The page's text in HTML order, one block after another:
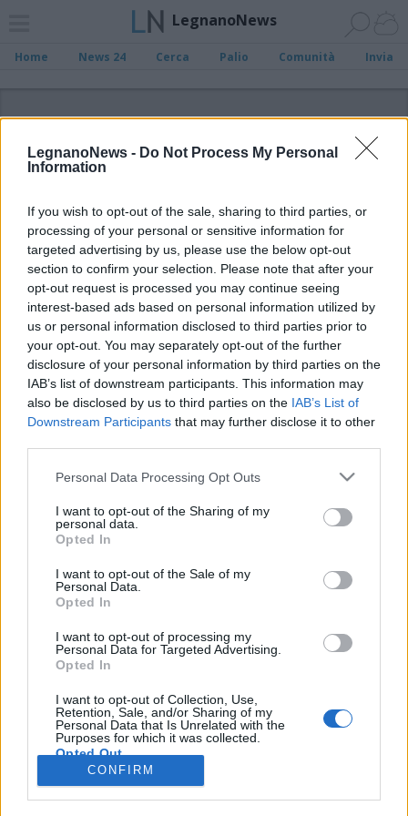
LegnanoNews - Do Not Process My Personal
Information
If you wish to opt-out of the sale, sharing to third parties, or
processing of your personal or sensitive information for
targeted advertising by us, please use the below opt-out
section to confirm your selection. Please note that after your
opt-out request is processed you may continue seeing
interest-based ads based on personal information utilized by
us or personal information disclosed to third parties prior to
your opt-out. You may separately opt-out of the further
disclosure of your personal information by third parties on the
IAB’s list of downstream participants. This information may
also be disclosed by us to third parties on the IAB’s List of
Downstream Participants that may further disclose it to other
Personal Data Processing Opt Outs
I want to opt-out of the Sharing of my
personal data.
Opted In
I want to opt-out of the Sale of my
Personal Data.
Opted In
I want to opt-out of processing my
Personal Data for Targeted Advertising.
Opted In
I want to opt-out of Collection, Use,
Retention, Sale, and/or Sharing of my
Personal Data that Is Unrelated with the
Purposes for which it was collected.
Opted Out
CONFIRM
LegnanoNews
Home News 24 Cerca Palio Comunità Invia
ADV
Archivio di "Il Parallelo Castellanza"
Filtro per data
Non è stato trovato nessun articolo.
Vai al sito in modalità classica
Registrati Redazione Invia notizia Feed RSS Facebook
Twitter
Legnanonews.com
Sito di informazione locale
Direttore responsabile: Marco Tajè
Redazione: Via Matteotti, 3 (presso Famiglia Legnanese)
20025 Legnano (MI)
Email Direzione: direttore@legnanonews.com
Email Redazione: info@legnanonews.com
Pubblicità: commerciale@legnanonews.com
Tutti i contenuti originali sono di proprietà di LegnanoNews, ne è
consentito l'utilizzo citando il sito come fonte. Dei contenuti non originali